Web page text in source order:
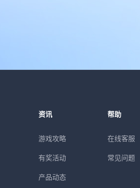
资讯
游戏攻略
有奖活动
产品动态
帮助
在线客服
常见问题